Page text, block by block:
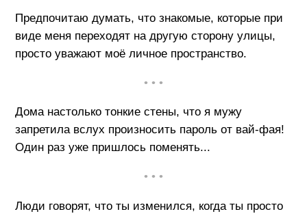
Предпочитаю думать, что знакомые, которые при
виде меня переходят на другую сторону улицы,
просто уважают моё личное пространство.
• • •
Дома настолько тонкие стены, что я мужу
запретила вслух произносить пароль от вай-фая!
Один раз уже пришлось поменять...
• • •
Люди говорят, что ты изменился, когда ты просто